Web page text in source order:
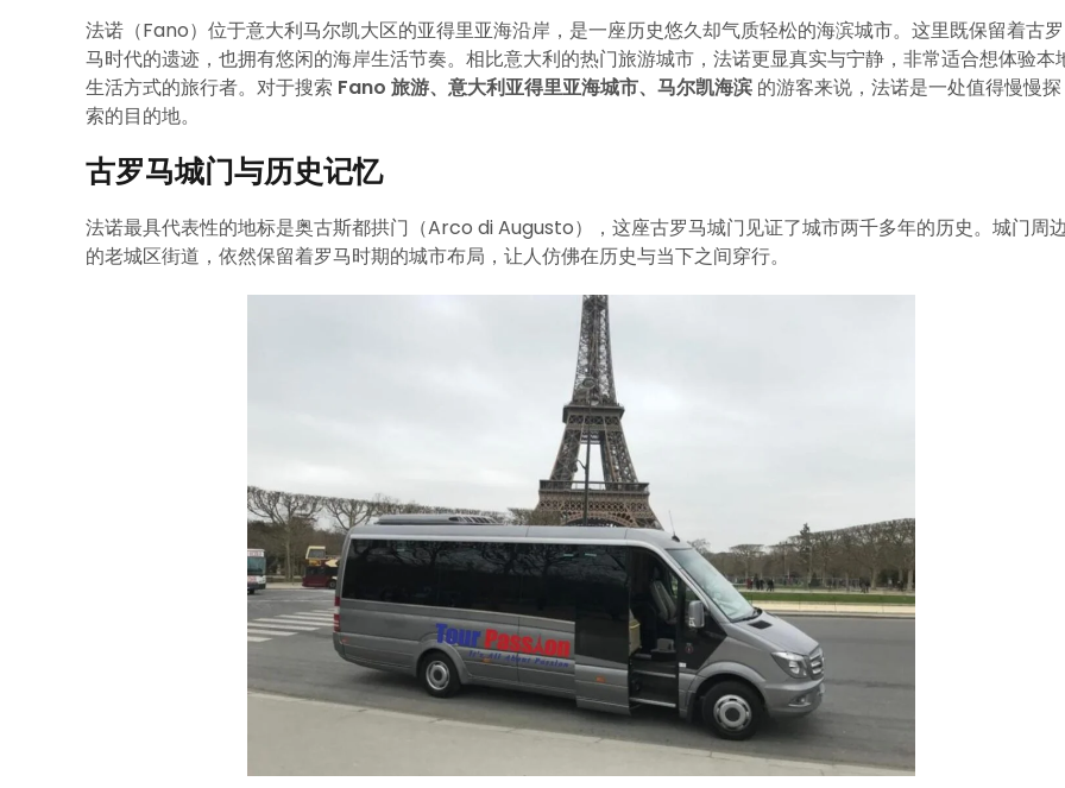
法诺（Fano）位于意大利马尔凯大区的亚得里亚海沿岸，是一座历史悠久却气质轻松的海滨城市。这里既保留着古罗
马时代的遗迹，也拥有悠闲的海岸生活节奏。相比意大利的热门旅游城市，法诺更显真实与宁静，非常适合想体验本
生活方式的旅行者。对于搜索 Fano 旅游、意大利亚得里亚海城市、马尔凯海滨 的游客来说，法诺是一处值得慢慢探
索的目的地。
古罗马城门与历史记忆
法诺最具代表性的地标是奥古斯都拱门（Arco di Augusto），这座古罗马城门见证了城市两千多年的历史。城门周
的老城区街道，依然保留着罗马时期的城市布局，让人仿佛在历史与当下之间穿行。